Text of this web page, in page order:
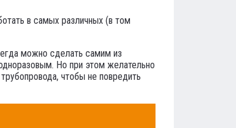
в самых различных (в том
можно сделать самим из
Но при этом желательно
чтобы не повредить